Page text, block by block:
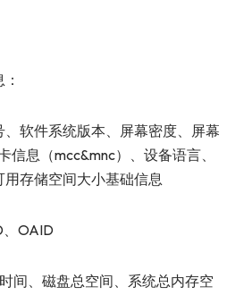
、软件系统版本、屏幕密度、屏幕
信息（mcc&mnc）、设备语言、
存储空间大小基础信息
、OAID
间、磁盘总空间、系统总内存空